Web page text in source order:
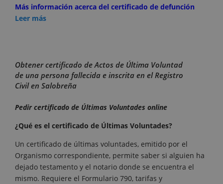
Más información acerca del certificado de defunción
Leer más
Obtener certificado de Actos de Última Voluntad
de una persona fallecida e inscrita en el Registro
Civil en Salobreña
Pedir certificado de Últimas Voluntades online
¿Qué es el certificado de Últimas Voluntades?
Un certificado de últimas voluntades, emitido por el
Organismo correspondiente, permite saber si alguien ha
dejado testamento y el notario donde se encuentra el
mismo. Requiere el Formulario 790, tarifas y